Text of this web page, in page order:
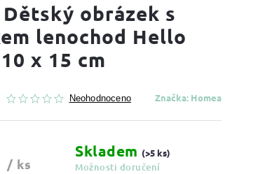
Dětský obrázek s
lenochod Hello
x 15 cm
Neohodnoceno Značka: Homea
/ ks
Skladem (>5 ks)
Možnosti doručení